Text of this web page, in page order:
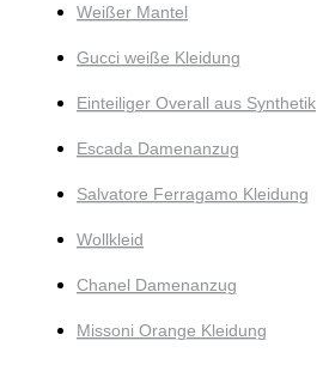
Weißer Mantel
Gucci weiße Kleidung
Einteiliger Overall aus Synthetik
Escada Damenanzug
Salvatore Ferragamo Kleidung
Wollkleid
Chanel Damenanzug
Missoni Orange Kleidung